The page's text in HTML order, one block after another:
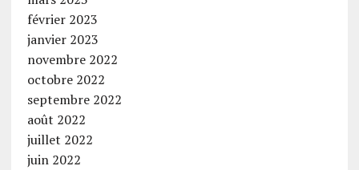
février 2023
janvier 2023
novembre 2022
octobre 2022
septembre 2022
août 2022
juillet 2022
juin 2022